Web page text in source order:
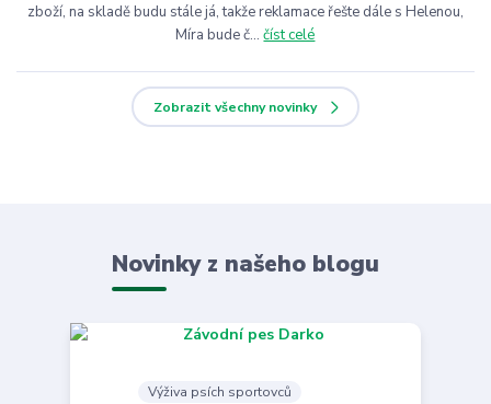
zboží, na skladě budu stále já, takže reklamace řešte dále s Helenou,
Míra bude č...číst celé
Zobrazit všechny novinky
Novinky z našeho blogu
Výživa psích sportovců